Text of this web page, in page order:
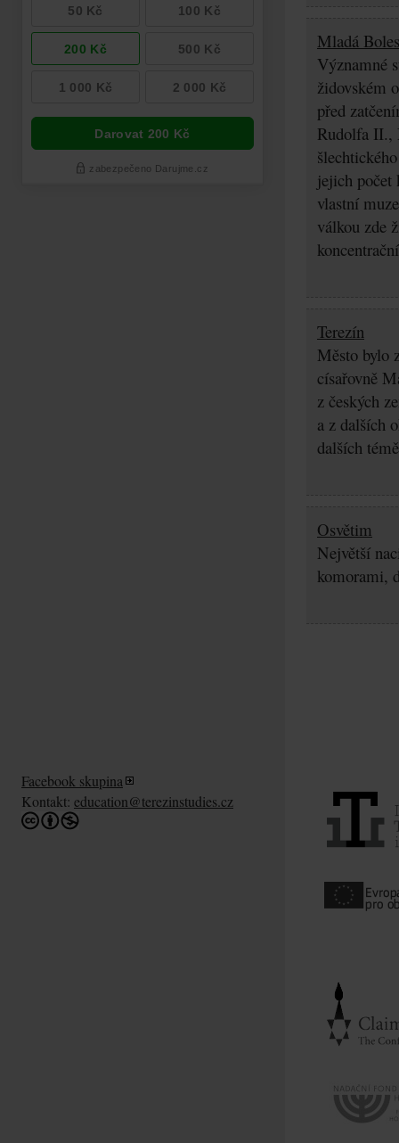
Mladá
Významné
židovském
před
Rudolfa II.,
jejich počet
vlastní
válkou zde
Terezín
Město bylo
císařovně
z českých
a z dalších
dalších
Osvětim
Největší
komorami,
Facebook skupina
Kontakt: education@terezinstudies.cz